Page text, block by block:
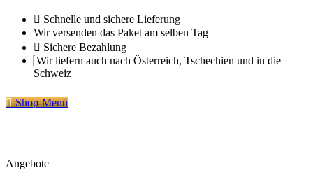
Zum
Inhalt
springen
Schnelle und sichere Lieferung
Wir versenden das Paket am selben Tag
Sichere Bezahlung
Wir liefern auch nach Österreich, Tschechien und in die
Schweiz
Shop-Menü
Angebote